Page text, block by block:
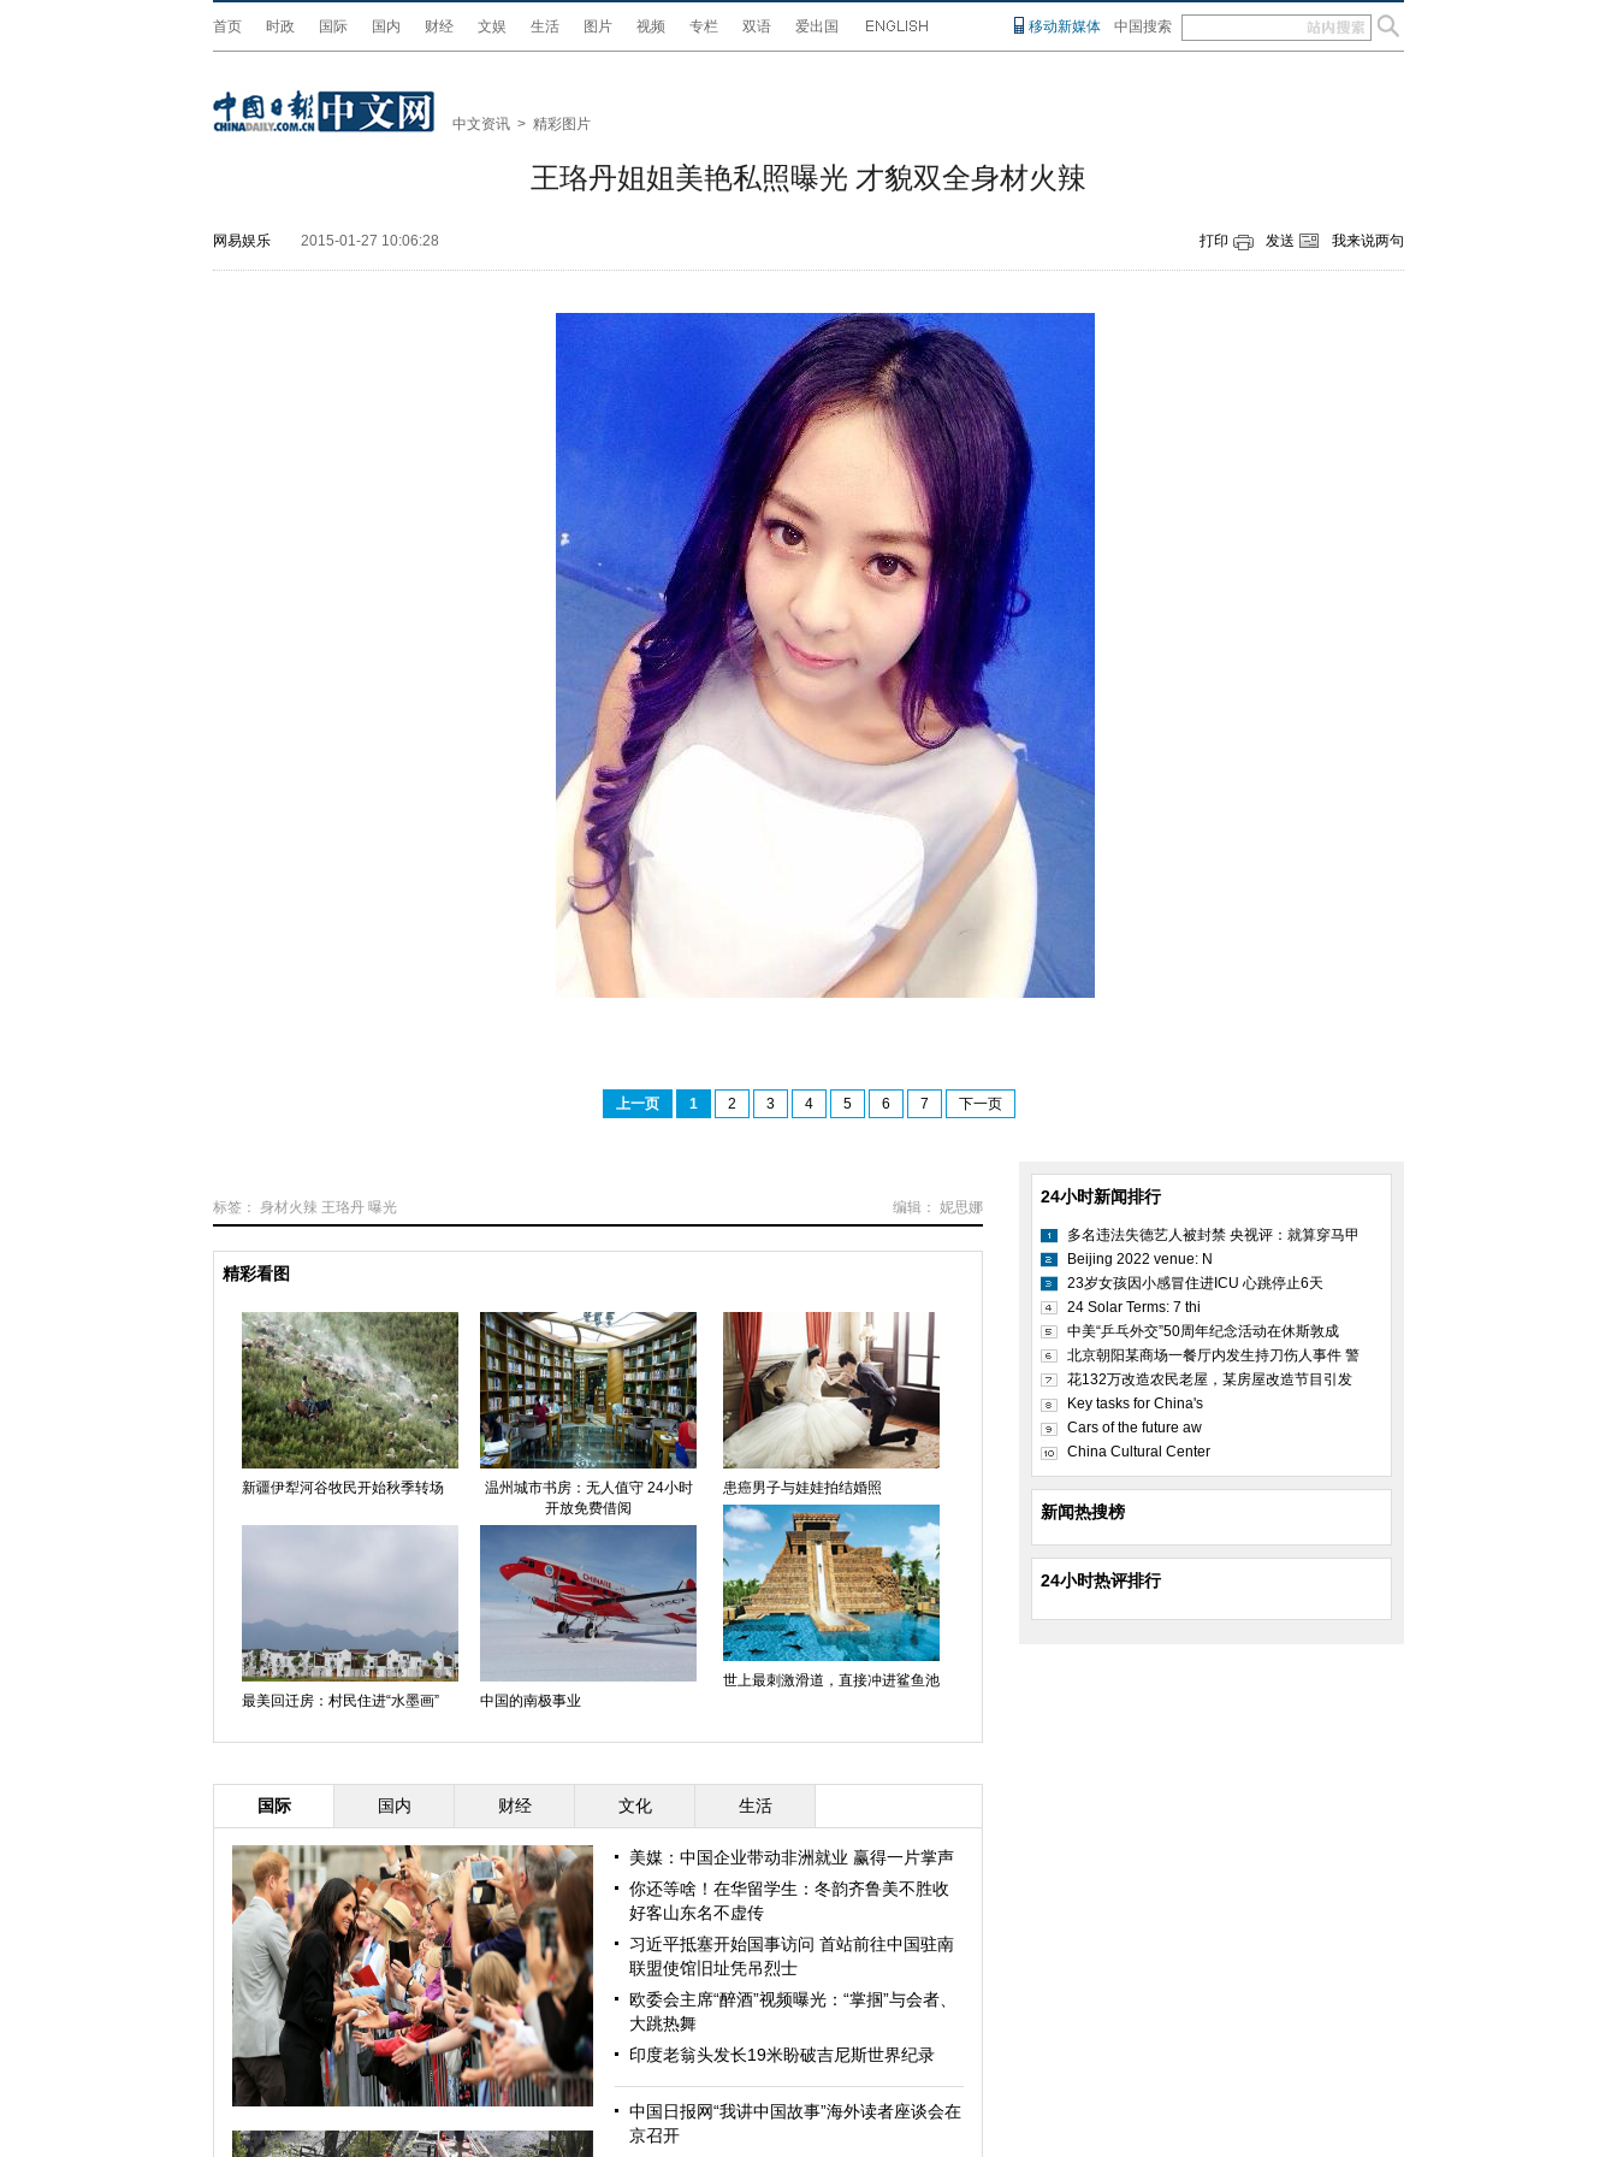
首页 时政 国际 国内 财经 文娱 生活 图片 视频 专栏 双语 爱出国 移动新媒体 中国搜索
中文资讯 > 精彩图片
王珞丹姐姐美艳私照曝光 才貌双全身材火辣
网易娱乐 2015-01-27 10:06:28 打印 发送 我来说两句
上一页 1 2 3 4 5 6 7 下一页
编辑： 妮思娜
标签： 身材火辣 王珞丹 曝光
精彩看图
新疆伊犁河谷牧民开始秋季转场
温州城市书房：无人值守 24小时
开放免费借阅
最美回迁房：村民住进“水墨画” 中国的南极事业
患癌男子与娃娃拍结婚照
世上最刺激滑道，直接冲进鲨鱼池
国际 国内 财经 文化 生活
美媒：中国企业带动非洲就业 赢得一片掌声
你还等啥！在华留学生：冬韵齐鲁美不胜收
好客山东名不虚传
习近平抵塞开始国事访问 首站前往中国驻南
联盟使馆旧址凭吊烈士
欧委会主席“醉酒”视频曝光：“掌掴”与会者、
大跳热舞
印度老翁头发长19米盼破吉尼斯世界纪录
中国日报网“我讲中国故事”海外读者座谈会在
京召开
24小时新闻排行
多名违法失德艺人被封禁 央视评：就算穿马甲
Beijing 2022 venue: N
23岁女孩因小感冒住进ICU 心跳停止6天
24 Solar Terms: 7 thi
中美“乒乓外交”50周年纪念活动在休斯敦成
北京朝阳某商场一餐厅内发生持刀伤人事件 警
花132万改造农民老屋，某房屋改造节目引发
Key tasks for China's
Cars of the future aw
China Cultural Center
新闻热搜榜
24小时热评排行